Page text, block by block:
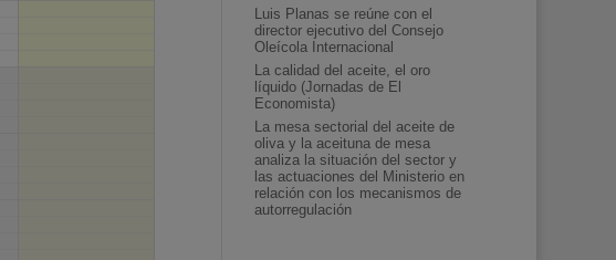
Luis Planas se reúne con el
director ejecutivo del Consejo
Oleícola Internacional
La calidad del aceite, el oro
líquido (Jornadas de El
Economista)
La mesa sectorial del aceite de
oliva y la aceituna de mesa
analiza la situación del sector y
las actuaciones del Ministerio en
relación con los mecanismos de
autorregulación